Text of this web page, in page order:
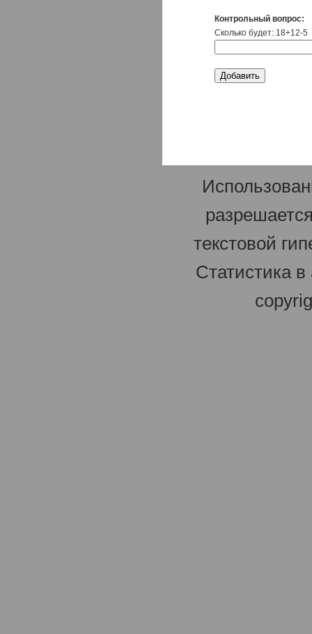
Контрольный вопрос:
Сколько будет: 18+12-5
текстовой
Статистика